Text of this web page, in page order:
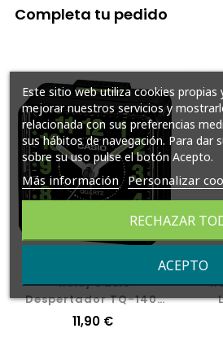
Completa tu pedido
Reloj Casio
Despertador TQ-140-
1EF
Precio
11,90 €
Este sitio web utiliza cookies propias
mejorar nuestros servicios y
relacionada con sus preferencias
sus hábitos de navegación. Para dar
sobre su uso pulse el botón Acepto.
Más información Personalizar
RECHAZAR
ACEPTO